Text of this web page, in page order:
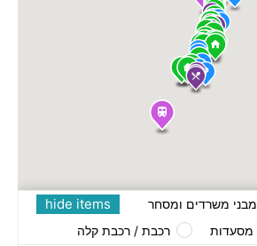
hide items
מבני משרדים ומסחר
מסעדות רכבת / רכבת קלה